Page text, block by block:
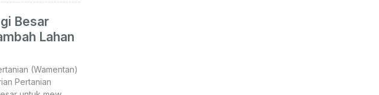
Besar
Lahan
(Wamentan)
Pertanian